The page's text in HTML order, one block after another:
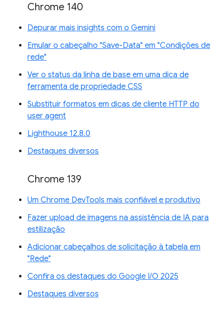
Chrome 140
Depurar mais insights com o Gemini
Emular o cabeçalho "Save-Data" em "Condições de
rede"
Ver o status da linha de base em uma dica de
ferramenta de propriedade CSS
Substituir formatos em dicas de cliente HTTP do
user agent
Lighthouse 12.8.0
Destaques diversos
Chrome 139
Um Chrome DevTools mais confiável e produtivo
Fazer upload de imagens na assistência de IA para
estilização
Adicionar cabeçalhos de solicitação à tabela em
"Rede"
Confira os destaques do Google I/O 2025
Destaques diversos